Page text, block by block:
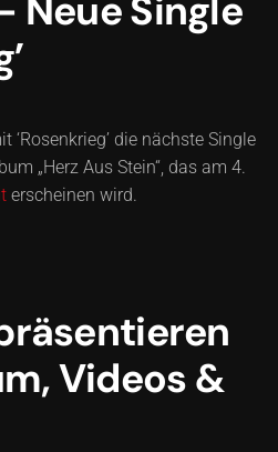
Neue Single
‘Rosenkrieg’ die nächste Single
„Herz Aus Stein“, das am 4.
erscheinen wird.
Videos &